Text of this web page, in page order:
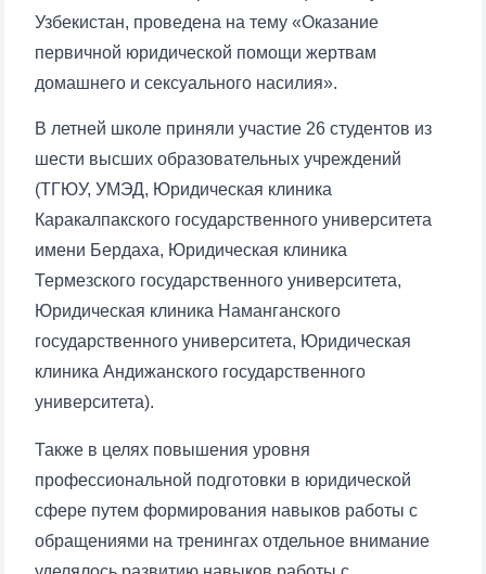
Узбекистан, проведена на тему «Оказание
первичной юридической помощи жертвам
домашнего и сексуального насилия».
В летней школе приняли участие 26 студентов из
шести высших образовательных учреждений
(ТГЮУ, УМЭД, Юридическая клиника
Каракалпакского государственного университета
имени Бердаха, Юридическая клиника
Термезского государственного университета,
Юридическая клиника Наманганского
государственного университета, Юридическая
клиника Андижанского государственного
университета).
Также в целях повышения уровня
профессиональной подготовки в юридической
сфере путем формирования навыков работы с
обращениями на тренингах отдельное внимание